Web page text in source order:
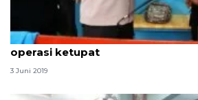
Kapolres Jayapura Kota tinjau
operasi ketupat
3 Juni 2019